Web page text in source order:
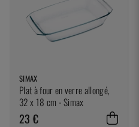
SIMAX
Plat à four en verre allongé,
32 x 18 cm - Simax
23 €